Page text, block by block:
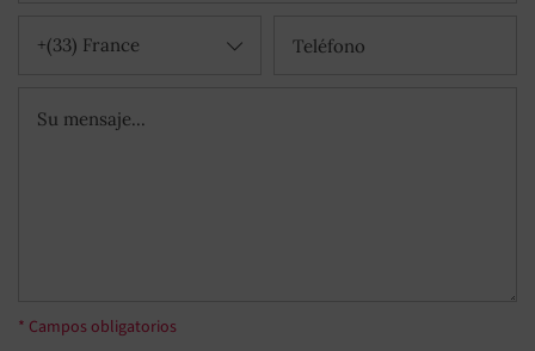
+(33) France
* Campos obligatorios